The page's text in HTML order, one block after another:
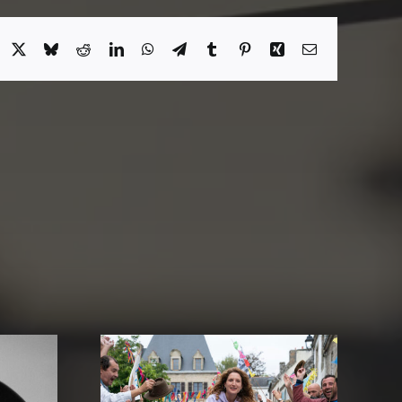
X BlueskyRedditLinkedInWhatsApp
TelegramTumblrPinterestXingEmail